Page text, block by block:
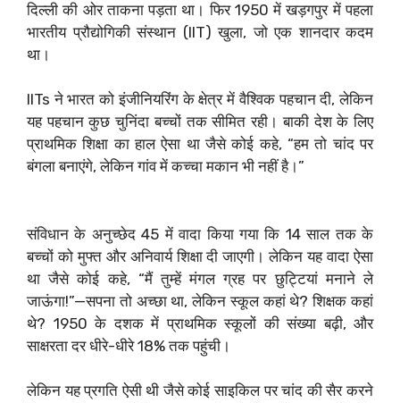
दिल्ली की ओर ताकना पड़ता था। फिर 1950 में खड़गपुर में पहला
भारतीय प्रौद्योगिकी संस्थान (IIT) खुला, जो एक शानदार कदम
था।
IITs ने भारत को इंजीनियरिंग के क्षेत्र में वैश्विक पहचान दी, लेकिन
यह पहचान कुछ चुनिंदा बच्चों तक सीमित रही। बाकी देश के लिए
प्राथमिक शिक्षा का हाल ऐसा था जैसे कोई कहे, “हम तो चांद पर
बंगला बनाएंगे, लेकिन गांव में कच्चा मकान भी नहीं है।”
संविधान के अनुच्छेद 45 में वादा किया गया कि 14 साल तक के
बच्चों को मुफ्त और अनिवार्य शिक्षा दी जाएगी। लेकिन यह वादा ऐसा
था जैसे कोई कहे, “मैं तुम्हें मंगल ग्रह पर छुट्टियां मनाने ले
जाऊंगा!”—सपना तो अच्छा था, लेकिन स्कूल कहां थे? शिक्षक कहां
थे? 1950 के दशक में प्राथमिक स्कूलों की संख्या बढ़ी, और
साक्षरता दर धीरे-धीरे 18% तक पहुंची।
लेकिन यह प्रगति ऐसी थी जैसे कोई साइकिल पर चांद की सैर करने